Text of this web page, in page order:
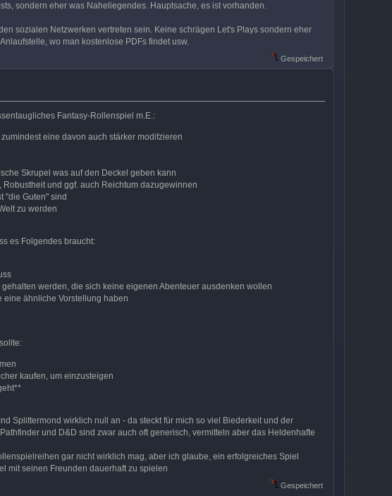
sondern eher was Naheliegendes. Hauptsache, es ist vorhanden.
sozialen Netzwerken vertreten sein. Keine schrägen Let's Plays sondern eher
wo man kostenlose PDFs findet usw.
Gespeichert
Fantasy-Rollenspiel m.E.:
eine davon auch stärker modifzieren
Skrupel was auf den Deckel geben kann
und ggf. auch Reichtum dazugewinnen
"die Guten" sind
zu werden
es Folgendes braucht:
werden, die sich keine eigenen Abenteuer ausdenken wollen
eine ähnliche Vorstellung haben
kaufen, um einzusteigen
Splittermond wirklich null an - da steckt für mich so viel Biederkeit und der
und D&D sind zwar auch oft generisch, vermitteln aber das Heldenhafte
gar nicht wirklich mag, aber ich glaube, ein erfolgreiches Spiel
mit seinen Freunden dauerhaft zu spielen
Gespeichert